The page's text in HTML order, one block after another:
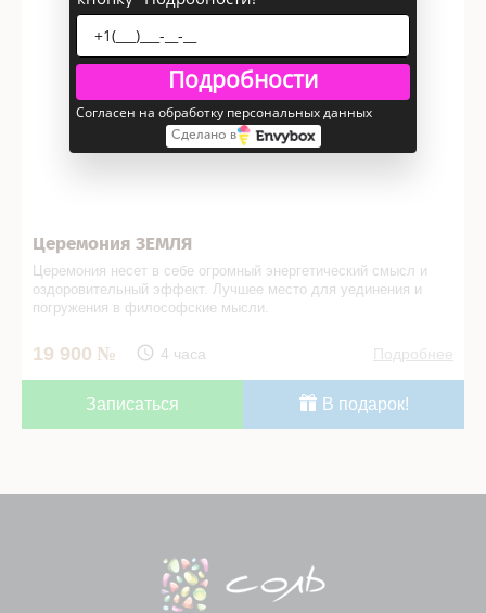
Церемония ЗЕМЛЯ
Церемония несет в себе огромный энергетический смысл и
оздоровительный эффект. Лучшее место для уединения и
погружения в философские мысли.
19 900 4 часа Подробнее
Записаться В подарок!
Подробности
Согласен на обработку персональных данных
Сделано в